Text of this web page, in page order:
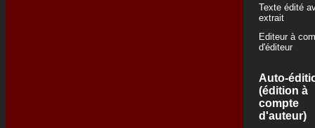
Texte édité
extrait
Editeur à
d'éditeur
Auto-
(édition à
compte
d'auteur)